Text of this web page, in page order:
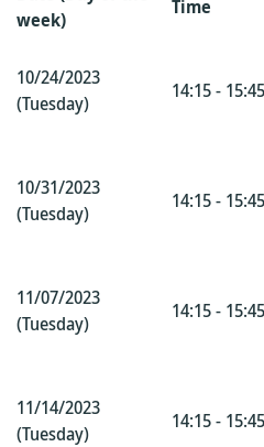
week)
Time
10/24/2023
(Tuesday)
14:15 - 15:45
10/31/2023
(Tuesday)
14:15 - 15:45
11/07/2023
(Tuesday)
14:15 - 15:45
11/14/2023
(Tuesday)
14:15 - 15:45